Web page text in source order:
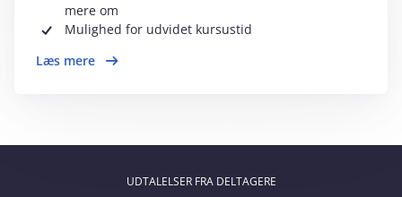
mere om
Mulighed for udvidet kursustid
Læs mere
UDTALELSER FRA DELTAGERE